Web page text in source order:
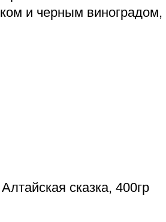
и черным виноградом,
сказка, 400гр